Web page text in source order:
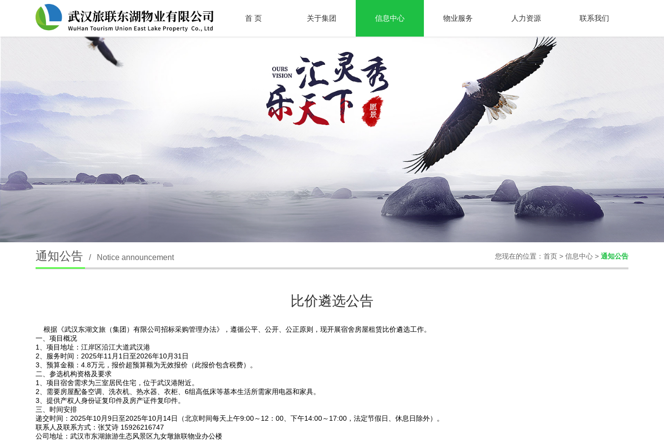
首 页 关于集团 信息中心 物业服务 人力资源 联系我们
通知公告 / Notice announcement 您现在的位置： 首页 > 信息中心 > 通知公告
比价遴选公告
根据 《武汉东湖文旅（集团）有限公司招标采购管理办法》
，遵循公平、公开、公正原则，现开展宿舍房屋租赁比价遴选工作。
一、项目概况
1、项目地址：江岸区沿江大道武汉港
2、服务时间：2025年11月1日至2026年10月31日
3、预算金额：4.8万元，报价超预算额为无效报价（此报价包含税费）。
二、参选机构资格及要求
1、项目宿舍需求为三室居民住宅，位于武汉港附近。
2、需要房屋配备空调、洗衣机、热水器、衣柜、6组高低床等基本生活所需家用电器和家具。
3、提供产权人身份证复印件及房产证件复印件。
三、时间安排
递交时间： 2025年10月9日至2025年10月14日（北京时间每天上午9:00～12：00、下午14:00～17:00，法定节假日、休息日除外）。
联系人及联系方式：张艾诗 15926216747
公司地址：武汉市东湖旅游生态风景区九女墩旅联物业办公楼